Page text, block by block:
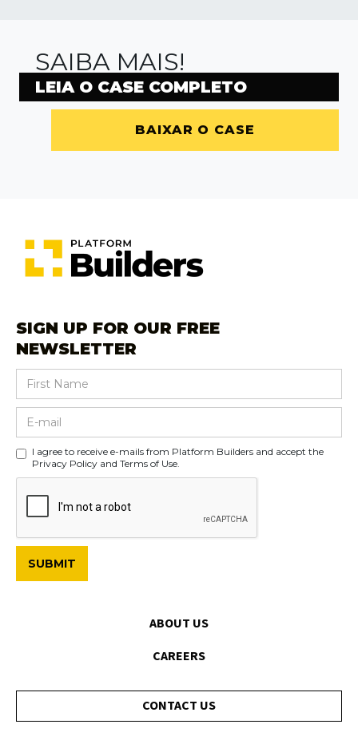
SAIBA MAIS!
LEIA O CASE COMPLETO
BAIXAR O CASE
SIGN UP FOR OUR FREE
NEWSLETTER
I agree to receive e-mails from Platform Builders and accept the
Privacy Policy and Terms of Use.
ABOUT US
CAREERS
CONTACT US